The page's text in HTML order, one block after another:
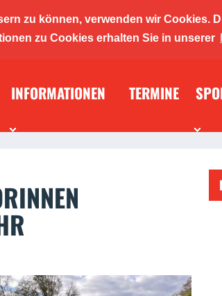
zu können, verwenden wir Cookies.
zu Cookies erhalten Sie in unserer
INFORMATIONEN TERMINE
E